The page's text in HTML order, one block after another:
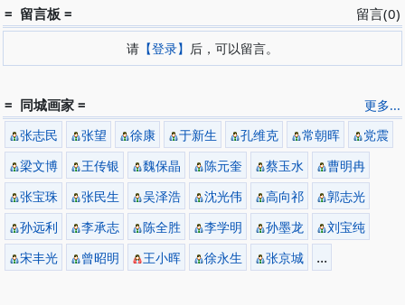
留言(0)
= 留言板 =
请 【登录】 后，可以留言。
更多...
= 同城画家 =
张志民 张望 徐康 于新生 孔维克 常朝晖
党震
梁文博
王传银 魏保晶 陈元奎 蔡玉水
曹明冉
张宝珠
张民生 吴泽浩 沈光伟 高向祁
郭志光
孙远利
李承志 陈全胜 李学明 孙墨龙
刘宝纯
宋丰光
曾昭明 王小晖 徐永生 张京城 ...